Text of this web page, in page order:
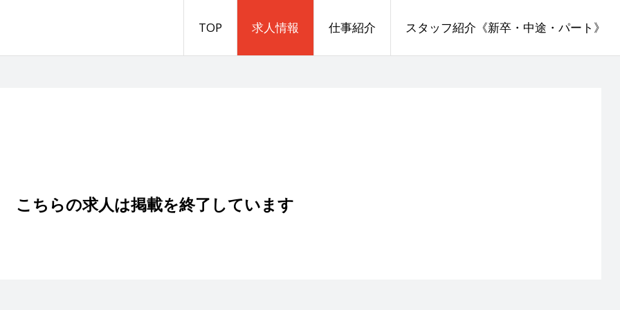
TOP 求人情報 仕事紹介 スタッフ紹介《新卒・中途・パート》
こちらの求人は掲載を終了しています